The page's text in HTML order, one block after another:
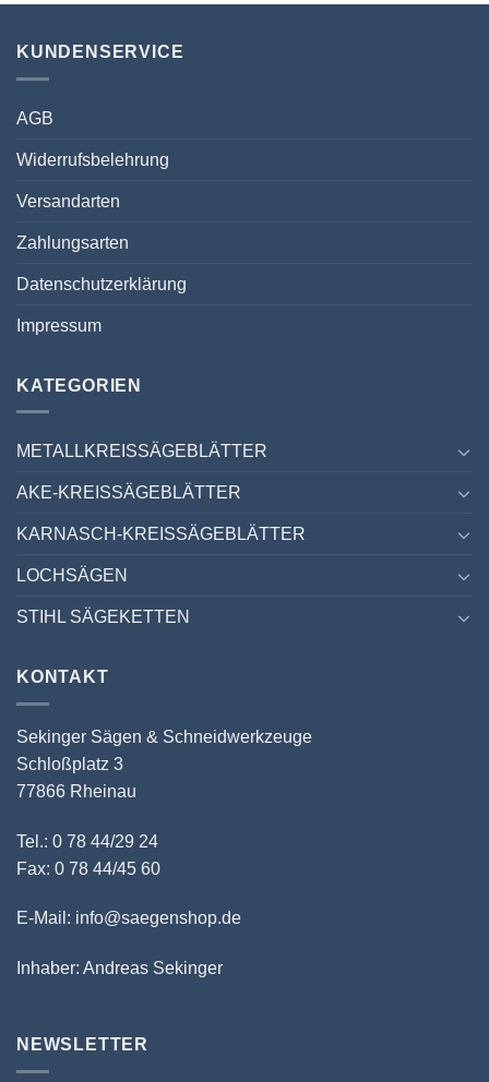
KUNDENSERVICE
AGB
Widerrufsbelehrung
Versandarten
Zahlungsarten
Datenschutzerklärung
Impressum
KATEGORIEN
METALLKREISSÄGEBLÄTTER
AKE-KREISSÄGEBLÄTTER
KARNASCH-KREISSÄGEBLÄTTER
LOCHSÄGEN
STIHL SÄGEKETTEN
KONTAKT
Sekinger Sägen & Schneidwerkzeuge
Schloßplatz 3
77866 Rheinau
Tel.: 0 78 44/29 24
Fax: 0 78 44/45 60
E-Mail: info@saegenshop.de
Inhaber: Andreas Sekinger
NEWSLETTER